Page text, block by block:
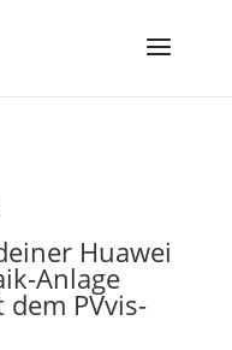
Huawei
Anlage
PVvis-